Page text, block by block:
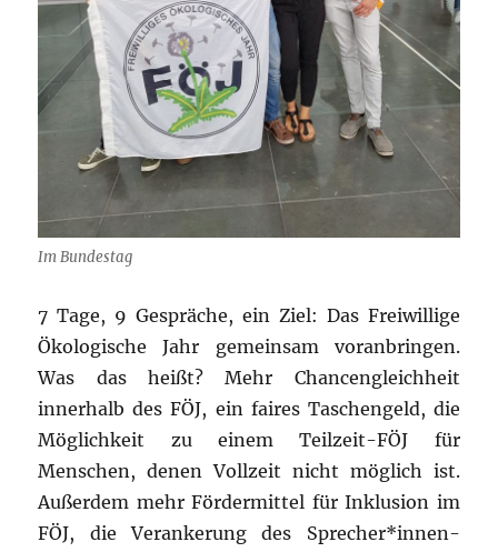
Im Bundestag
7 Tage, 9 Gespräche, ein Ziel: Das Freiwillige
Ökologische Jahr gemeinsam voranbringen.
Was das heißt? Mehr Chancengleichheit
innerhalb des FÖJ, ein faires Taschengeld, die
Möglichkeit zu einem Teilzeit-FÖJ für
Menschen, denen Vollzeit nicht möglich ist.
Außerdem mehr Fördermittel für Inklusion im
FÖJ, die Verankerung des Sprecher*innen-